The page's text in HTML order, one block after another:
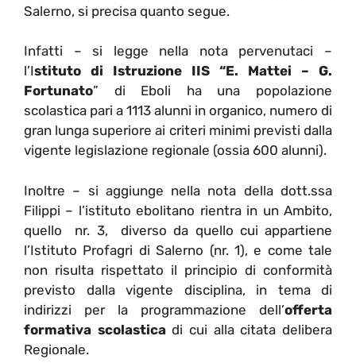
Salerno, si precisa quanto segue.
Infatti – si legge nella nota pervenutaci –
l’Istituto di Istruzione IIS “E. Mattei – G.
Fortunato” di Eboli ha una popolazione
scolastica pari a 1113 alunni in organico, numero di
gran lunga superiore ai criteri minimi previsti dalla
vigente legislazione regionale (ossia 600 alunni).
Inoltre – si aggiunge nella nota della dott.ssa
Filippi – l’istituto ebolitano rientra in un Ambito,
quello nr. 3, diverso da quello cui appartiene
l’Istituto Profagri di Salerno (nr. 1), e come tale
non risulta rispettato il principio di conformità
previsto dalla vigente disciplina, in tema di
indirizzi per la programmazione dell’offerta
formativa scolasticadi cui alla citata delibera
Regionale.